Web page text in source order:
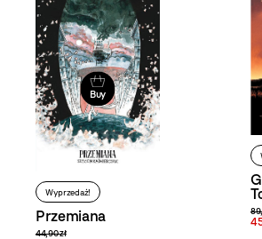
Buy
Wyprzedaż!
Przemiana
44,90 zł